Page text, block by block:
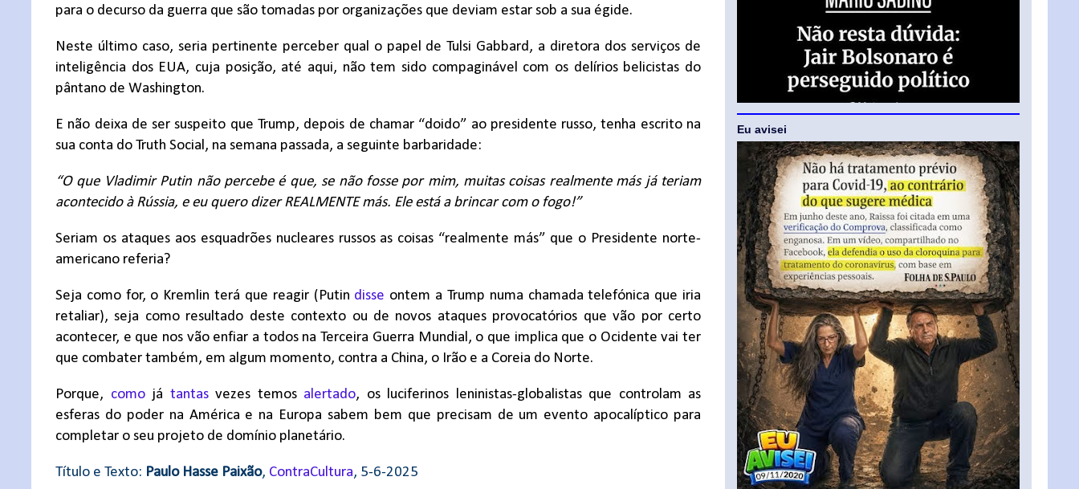
para o decurso da guerra que são tomadas por organizações que deviam estar sob a sua égide.
Neste último caso, seria pertinente perceber qual o papel de Tulsi Gabbard, a diretora dos serviços de
inteligência dos EUA, cuja posição, até aqui, não tem sido compaginável com os delírios belicistas do
pântano de Washington.
E não deixa de ser suspeito que Trump, depois de chamar “doido” ao presidente russo, tenha escrito na
sua conta do Truth Social, na semana passada, a seguinte barbaridade:
“O que Vladimir Putin não percebe é que, se não fosse por mim, muitas coisas realmente más já teriam
acontecido à Rússia, e eu quero dizer REALMENTE más. Ele está a brincar com o fogo!”
Seriam os ataques aos esquadrões nucleares russos as coisas “realmente más” que o Presidente norte-
americano referia?
Seja como for, o Kremlin terá que reagir (Putin disse ontem a Trump numa chamada telefónica que iria
retaliar), seja como resultado deste contexto ou de novos ataques provocatórios que vão por certo
acontecer, e que nos vão enfiar a todos na Terceira Guerra Mundial, o que implica que o Ocidente vai ter
que combater também, em algum momento, contra a China, o Irão e a Coreia do Norte.
Porque, comojá tantasvezes temos alertado, os luciferinos leninistas-globalistas que controlam as
esferas do poder na América e na Europa sabem bem que precisam de um evento apocalíptico para
completar o seu projeto de domínio planetário.
Título e Texto: Paulo Hasse Paixão, ContraCultura, 5-6-2025
Eu avisei